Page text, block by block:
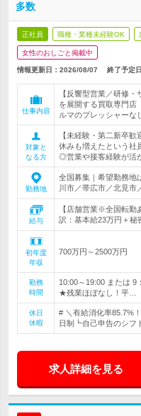
多数
正社員 職種・業種未経験OK
女性のおしごと掲載中
情報更新日：2026/08/07 終了予定
仕事内容
【反響型営業／研修
を展開する買取専門店
ルマのプレッシャーな
対象と
なる方
【未経験・第二新卒
休みも増えたという社
◎営業や接客経験が活
勤務地
全国募集｜希望勤務地
川市／帯広市／北見市
給与
【店舗営業※全国転勤
訳：基本給23万円＋秘
初年度
年収
700万円～2500万円
勤務
時間
10:00～19:00 または 9
★残業ほぼなし！平…
休日
休暇
# ＼有給消化率85.7%
日制┗自己申告のシフ
求人詳細を見る